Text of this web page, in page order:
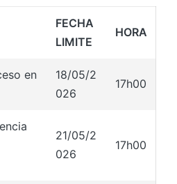
FECHA
LIMITE
HORA
en
18/05/2
026
17h00
21/05/2
026
17h00